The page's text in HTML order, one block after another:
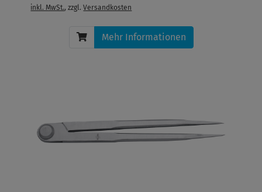
inkl. MwSt., zzgl.Versandkosten
Mehr Informationen